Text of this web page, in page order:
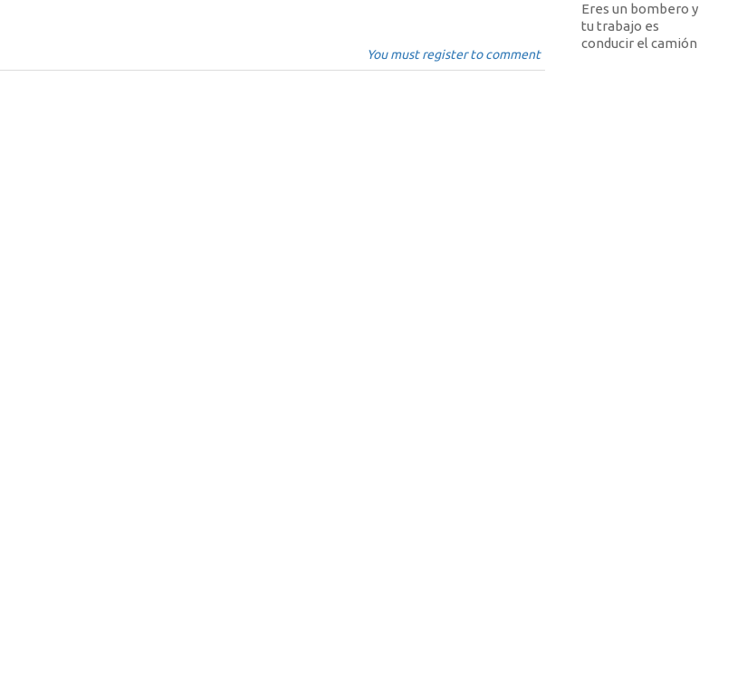
You must register to comment
Eres un bombero y
tu trabajo es
conducir el camión